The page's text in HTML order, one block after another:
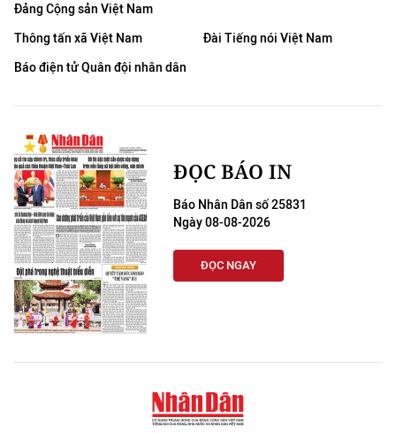
Đảng Cộng sản Việt Nam
Thông tấn xã Việt Nam
Đài Tiếng nói Việt Nam
Báo điện tử Quân đội nhân dân
ĐỌC BÁO IN
Báo Nhân Dân số 25831
Ngày 08-08-2026
ĐỌC NGAY